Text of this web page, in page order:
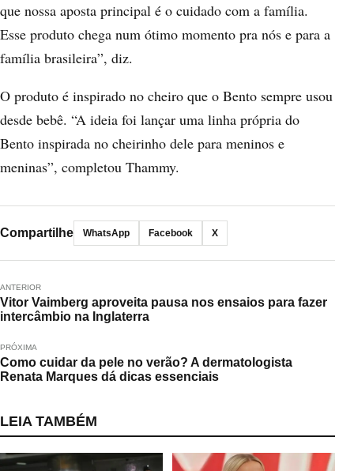
que nossa aposta principal é o cuidado com a família.
Esse produto chega num ótimo momento pra nós e para a
família brasileira”, diz.
O produto é inspirado no cheiro que o Bento sempre usou
desde bebê. “A ideia foi lançar uma linha própria do
Bento inspirada no cheirinho dele para meninos e
meninas”, completou Thammy.
Compartilhe WhatsApp Facebook X
ANTERIOR
Vitor Vaimberg aproveita pausa nos ensaios para fazer
intercâmbio na Inglaterra
PRÓXIMA
Como cuidar da pele no verão? A dermatologista
Renata Marques dá dicas essenciais
LEIA TAMBÉM